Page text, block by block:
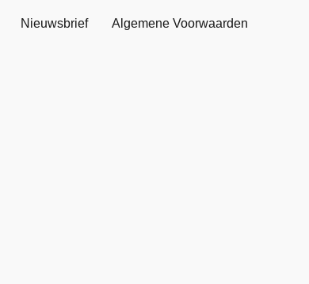
Nieuwsbrief Algemene Voorwaarden